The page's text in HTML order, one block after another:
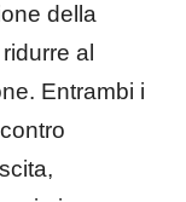
della
al
Entrambi i